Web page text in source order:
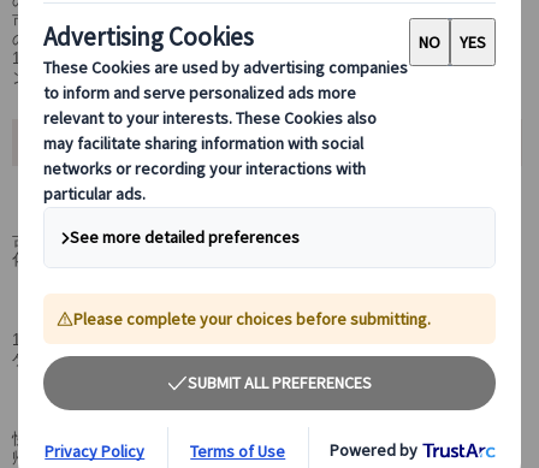
市街や大聖堂の外観の他、13世紀に建てられたエゲル城跡へ入場、お城
の上からはエゲル市街を見渡せます。市内観光後は専用車にて移動し、
100軒以上のワインセラーが並ぶ「美女の谷」にてハンガリーの赤ワイ
ンの試飲をお楽しみください。
ツアーポイント
ベテランガイドと共にエゲルの歴史を辿る！
古都エゲルを日本語公認ガイドと観光し、ハンガリーの歴史、中世の文
化などを感じながら、美しい街並みや街の風景をお楽しみください。
ワイン好きなら一度は訪れたい「美女の谷」
100軒以上のワインセラーで有名な美女の谷へ訪れ、世界でも有名なエ
ゲルの赤ワインを試飲していただきます。
専用車で気軽な日帰り旅行♪
快適な専用車で移動しますので、車窓からの風景を見ながら、気軽な日
帰り旅行をお楽しみください。